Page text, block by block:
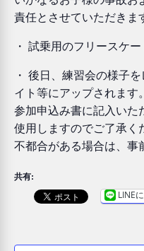
責任とさせていただきま
・ 試乗用のフリースケ
・ 後日、練習会の様子
イト等にアップされます。
参加申込み書に記入いた
使用しますのでご了承く
不都合がある場合は、事
共有:
LINE